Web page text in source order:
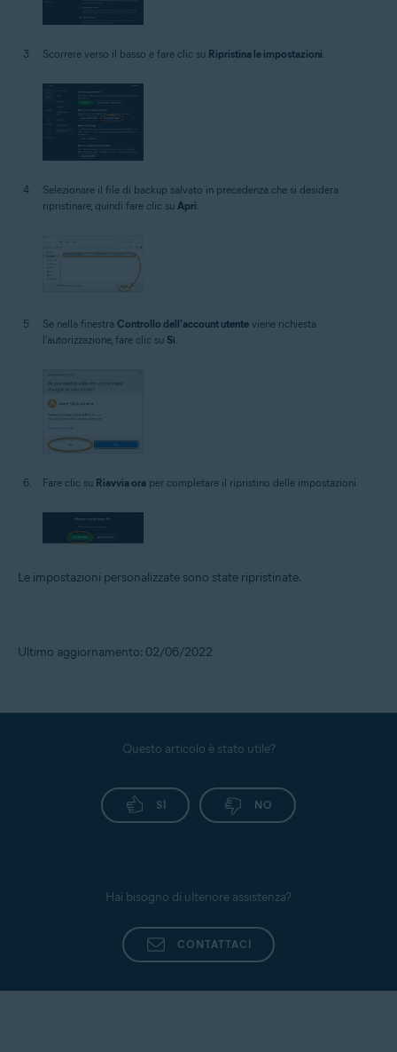
Scorrere verso il basso e fare clic su Ripristina le impostazioni.
Selezionare il file di backup salvato in precedenza che si desidera
ripristinare, quindi fare clic su Apri
Se nella finestra Controllo dell'account utente viene richiesta
l'autorizzazione, fare clic su Sì.
Fare clic su Riavvia ora per completare il ripristino delle impostazioni.
Le impostazioni personalizzate sono state ripristinate.
Ultimo aggiornamento: 02/06/2022
Questo articolo è stato utile?
SÌ NO
Hai bisogno di ulteriore assistenza?
CONTATTACI